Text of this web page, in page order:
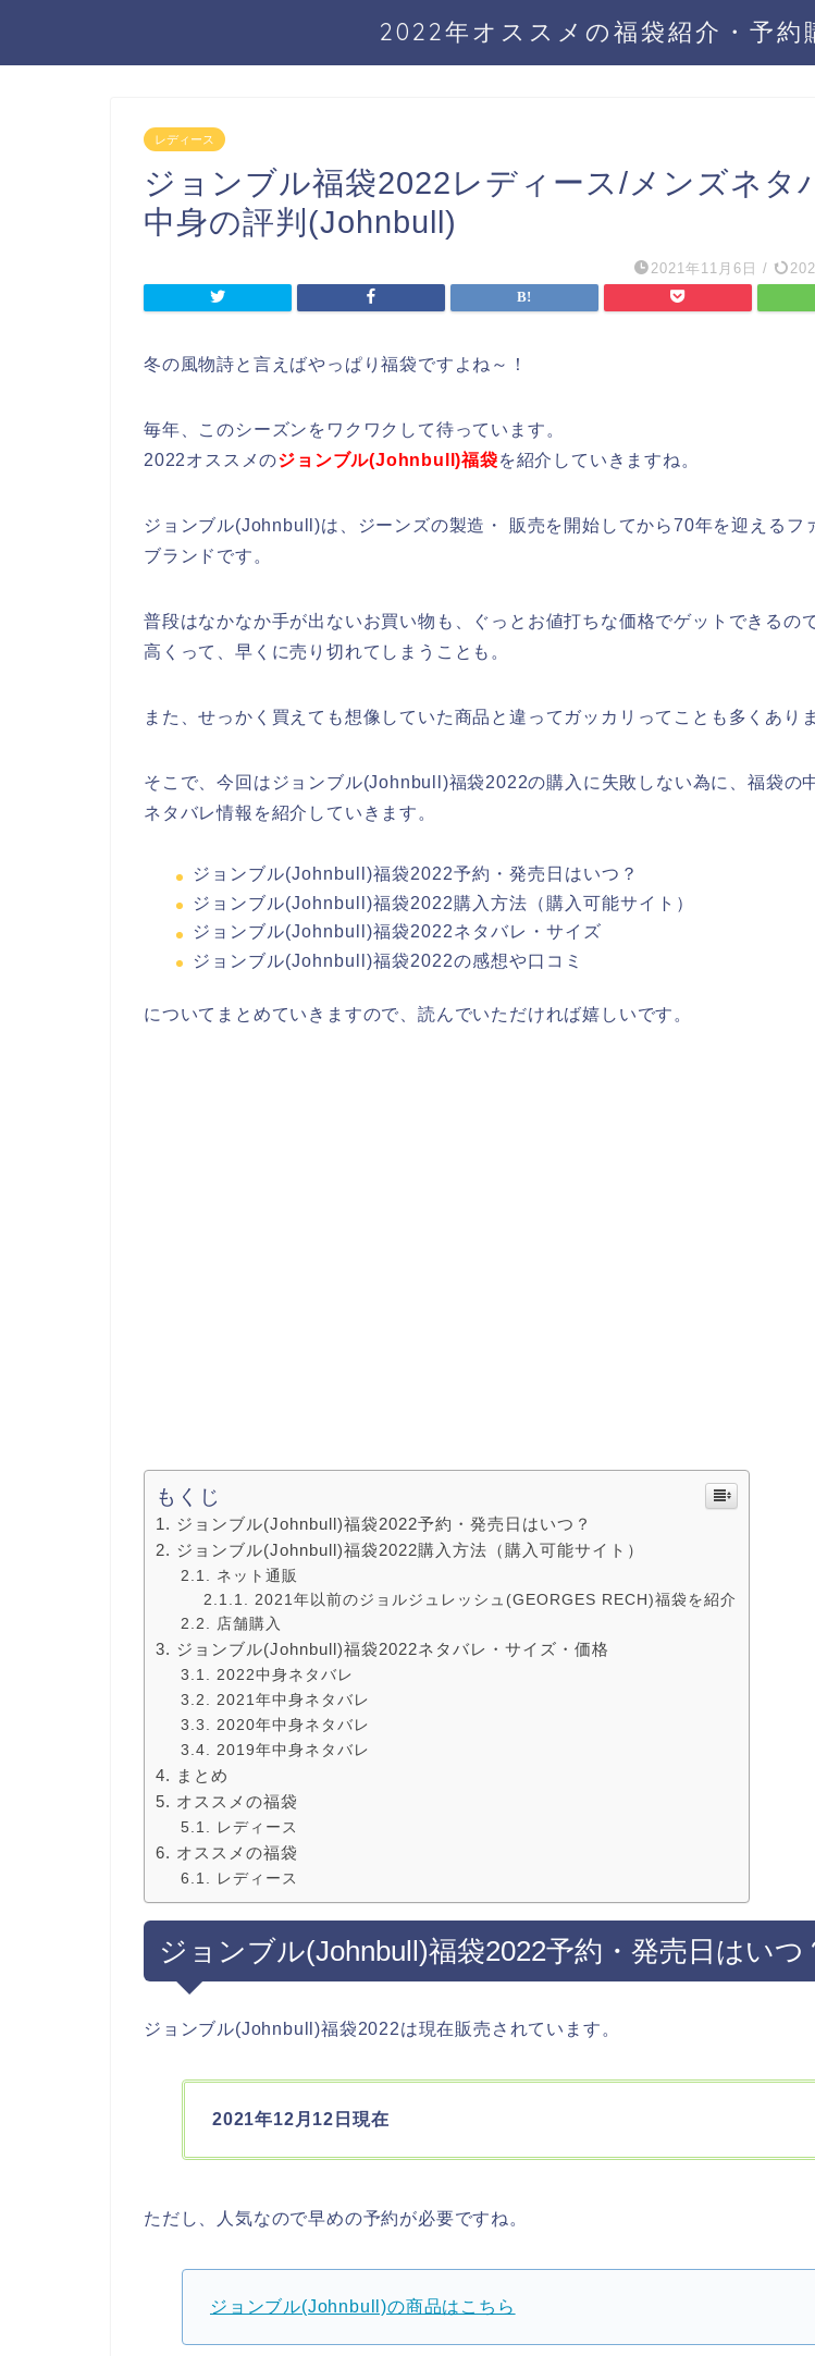
2022年オススメの福袋紹介・予約
レディース
ジョンブル福袋2022レディース/メンズネタ
中身の評判(Johnbull)
2021年11月6日 /
冬の風物詩と言えばやっぱり福袋ですよね～！
毎年、このシーズンをワクワクして待っています。
2022オススメのジョンブル(Johnbull)福袋を紹介していきますね。
ジョンブル(Johnbull)は、ジーンズの製造・ 販売を開始してから70年を迎えるフ
ブランドです。
普段はなかなか手が出ないお買い物も、ぐっとお値打ちな価格でゲットできるの
高くって、早くに売り切れてしまうことも。
また、せっかく買えても想像していた商品と違ってガッカリってことも多くありま
そこで、今回はジョンブル(Johnbull)福袋2022の購入に失敗しない為に、福袋の
ネタバレ情報を紹介していきます。
ジョンブル(Johnbull)福袋2022予約・発売日はいつ？
ジョンブル(Johnbull)福袋2022購入方法（購入可能サイト）
ジョンブル(Johnbull)福袋2022ネタバレ・サイズ
ジョンブル(Johnbull)福袋2022の感想や口コミ
についてまとめていきますので、読んでいただければ嬉しいです。
もくじ
ジョンブル(Johnbull)福袋2022予約・発売日はいつ？
ジョンブル(Johnbull)福袋2022購入方法（購入可能サイト）
ネット通販
2021年以前のジョルジュレッシュ(GEORGES RECH)福袋を紹介
店舗購入
ジョンブル(Johnbull)福袋2022ネタバレ・サイズ・価格
2022中身ネタバレ
2021年中身ネタバレ
2020年中身ネタバレ
2019年中身ネタバレ
まとめ
オススメの福袋
レディース
オススメの福袋
レディース
ジョンブル(Johnbull)福袋2022予約・発売日はいつ
ジョンブル(Johnbull)福袋2022は現在販売されています。
2021年12月12日現在
ただし、人気なので早めの予約が必要ですね。
ジョンブル(Johnbull)の商品はこちら